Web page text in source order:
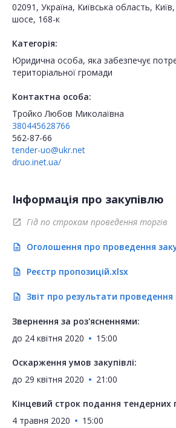
02091, Україна, Київська область, Київ,
шосе, 168-к
Категорія:
Юридична особа, яка забезпечує
територіальної громади
Контактна особа:
Тройко Любов Миколаївна
380445628766
562-87-66
tender-uo@ukr.net
druo.inet.ua/
Інформація про закупівлю
open_in_new Гід по строкам проведення торгів
description Оголошення про проведення
description Реєстр пропозицій.xlsx
description Звіт про результати
Звернення за роз'ясненнями:
до 24 квітня 2020 15:00
Оскарження умов закупівлі:
до 29 квітня 2020 21:00
Кінцевий строк подання тендерних
4 травня 2020
15:00